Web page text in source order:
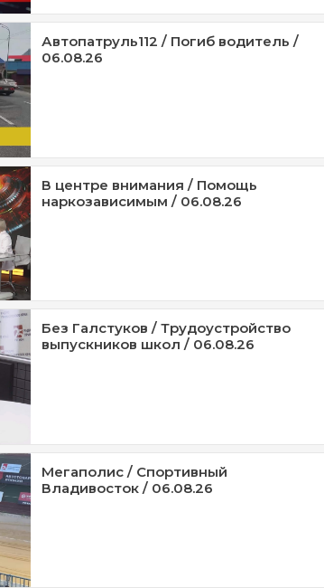
Автопатруль112 / Погиб водитель /
06.08.26
В центре внимания / Помощь
наркозависимым / 06.08.26
Без Галстуков / Трудоустройство
выпускников школ / 06.08.26
Мегаполис / Спортивный
Владивосток / 06.08.26